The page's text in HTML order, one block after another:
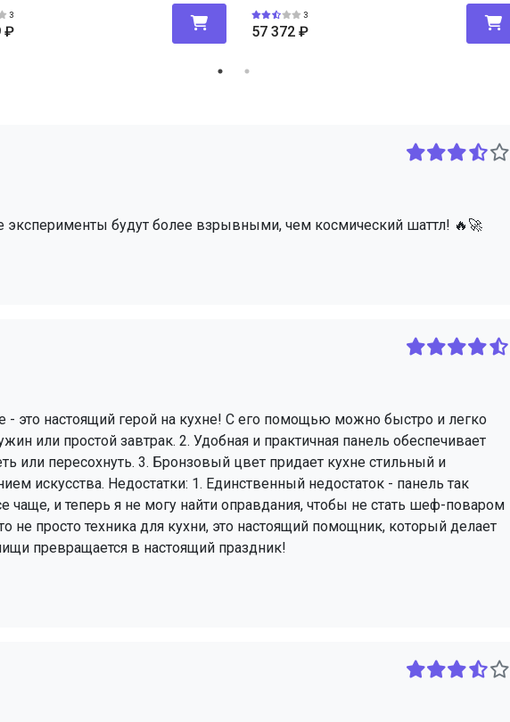
3
₽
3
57 372 ₽
эксперименты будут более взрывными, чем космический шаттл! 🔥🚀
- это настоящий герой на кухне! С его помощью можно быстро и легко
или простой завтрак. 2. Удобная и практичная панель обеспечивает
или пересохнуть. 3. Бронзовый цвет придает кухне стильный и
искусства. Недостатки: 1. Единственный недостаток - панель так
чаще, и теперь я не могу найти оправдания, чтобы не стать шеф-поваром
не просто техника для кухни, это настоящий помощник, который делает
превращается в настоящий праздник!